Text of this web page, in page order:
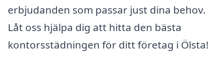
erbjudanden som passar just dina behov.
Låt oss hjälpa dig att hitta den bästa
kontorsstädningen för ditt företag i Ölsta!